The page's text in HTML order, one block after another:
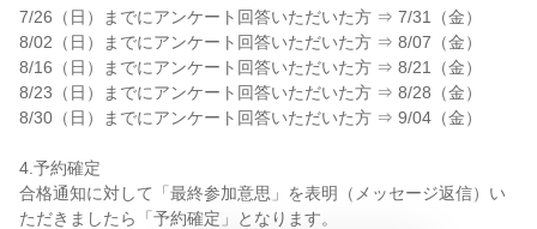
7/26（日）までにアンケート回答いただいた方 ⇒ 7/31（金）
8/02（日）までにアンケート回答いただいた方 ⇒ 8/07（金）
8/16（日）までにアンケート回答いただいた方 ⇒ 8/21（金）
8/23（日）までにアンケート回答いただいた方 ⇒ 8/28（金）
8/30（日）までにアンケート回答いただいた方 ⇒ 9/04（金）
4.予約確定
合格通知に対して「最終参加意思」を表明（メッセージ返信）い
ただきましたら「予約確定」となります。